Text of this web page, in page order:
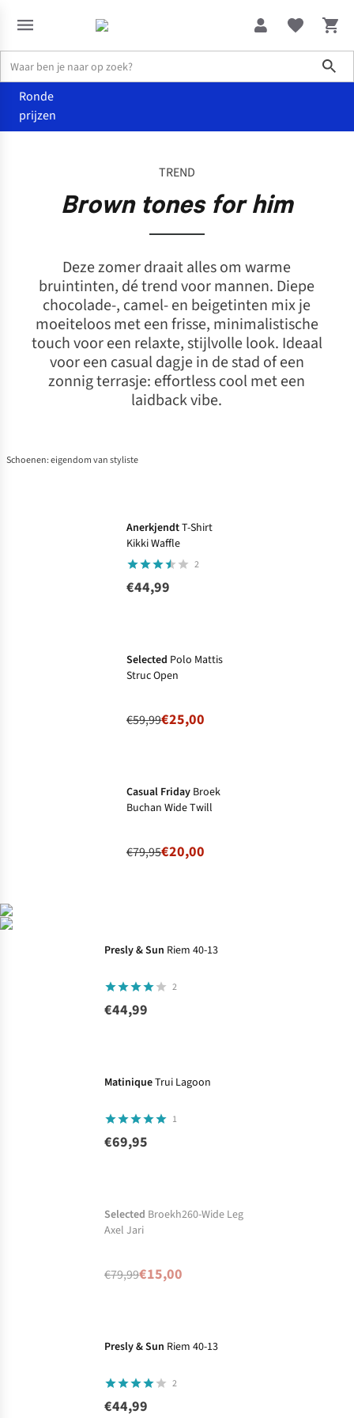
Ronde
prijzen
TREND
Brown tones for him
Deze zomer draait alles om warme
bruintinten, dé trend voor mannen. Diepe
chocolade-, camel- en beigetinten mix je
moeiteloos met een frisse, minimalistische
touch voor een relaxte, stijlvolle look. Ideaal
voor een casual dagje in de stad of een
zonnig terrasje: effortless cool met een
laidback vibe.
Schoenen: eigendom van styliste
AnerkjendtT-Shirt
Kikki Waffle
2
€44,99
Selected Polo Mattis
Struc Open
€59,99€25,00
Casual Friday Broek
Buchan Wide Twill
€79,95€20,00
Presly & Sun Riem 40-13
2
€44,99
MatiniqueTrui Lagoon
1
€69,95
Momenteel niet op
voorraad maar
andere kleuren
Selected Broekh260-Wide Leg
Axel Jari
€79,99€15,00
Presly & Sun Riem 40-13
2
€44,99